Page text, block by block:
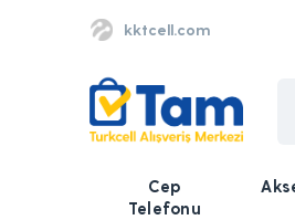
kktcell.com
Cep
Telefonu